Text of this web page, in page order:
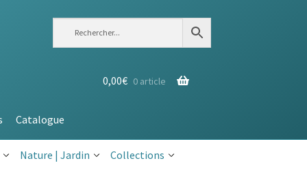
0,00€ 0 article
Catalogue
Nature | Jardin Collections